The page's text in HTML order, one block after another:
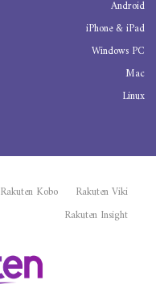
Android
iPhone & iPad
Windows PC
Mac
Linux
Rakuten Viki
Rakuten Kobo
Rakuten Insight